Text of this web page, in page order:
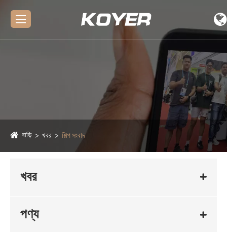
বাড়ি খবর শিল্প সংবাদ
খবর
পণ্য